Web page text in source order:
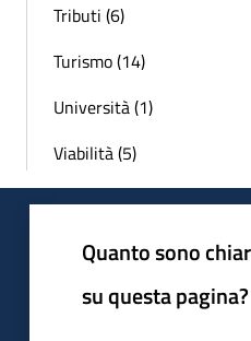
Tributi (6)
Turismo (14)
Università (1)
Viabilità (5)
Quanto sono
su questa pagina?